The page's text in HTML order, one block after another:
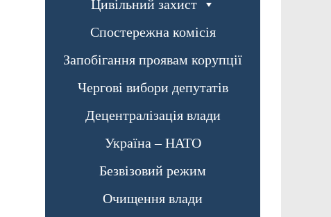
Цивільний захист
Спостережна комісія
Запобігання проявам корупції
Чергові вибори депутатів
Децентралізація влади
Україна – НАТО
Безвізовий режим
Очищення влади